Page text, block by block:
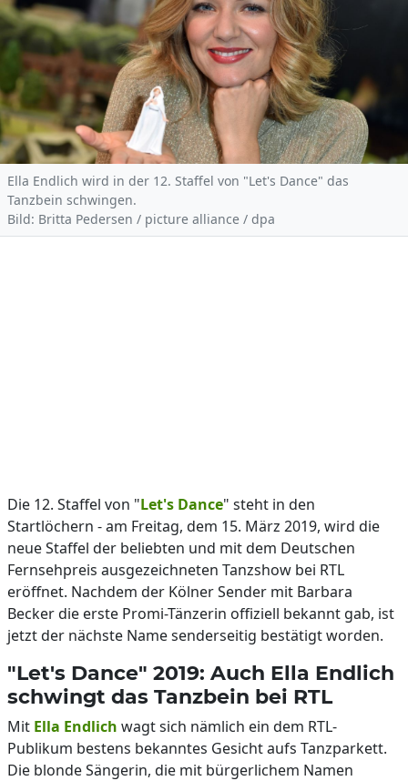
Ella Endlich wird in der 12. Staffel von "Let's Dance" das
Tanzbein schwingen.
Bild: Britta Pedersen / picture alliance / dpa
Die 12. Staffel von "Let's Dance" steht in den
Startlöchern - am Freitag, dem 15. März 2019, wird die
neue Staffel der beliebten und mit dem Deutschen
Fernsehpreis ausgezeichneten Tanzshow bei RTL
eröffnet. Nachdem der Kölner Sender mit Barbara
Becker die erste Promi-Tänzerin offiziell bekannt gab, ist
jetzt der nächste Name senderseitig bestätigt worden.
"Let's Dance" 2019: Auch Ella Endlich
schwingt das Tanzbein bei RTL
Mit Ella Endlich wagt sich nämlich ein dem RTL-
Publikum bestens bekanntes Gesicht aufs Tanzparkett.
Die blonde Sängerin, die mit bürgerlichem Namen